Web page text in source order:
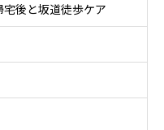
後と坂道徒歩ケア